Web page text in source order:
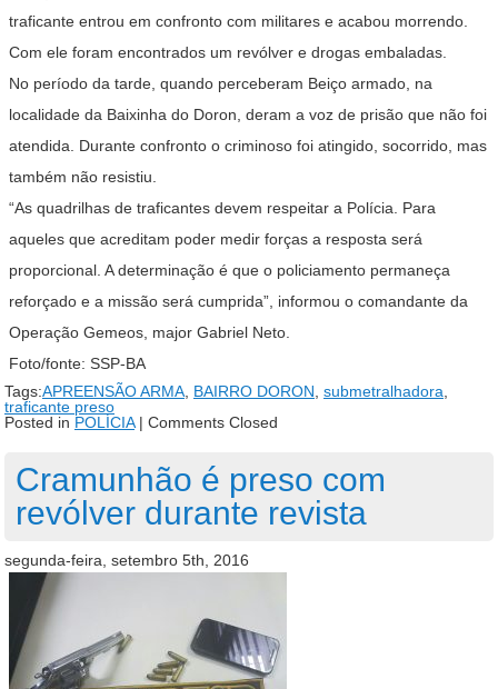
traficante entrou em confronto com militares e acabou morrendo.
Com ele foram encontrados um revólver e drogas embaladas.
No período da tarde, quando perceberam Beiço armado, na
localidade da Baixinha do Doron, deram a voz de prisão que não foi
atendida. Durante confronto o criminoso foi atingido, socorrido, mas
também não resistiu.
“As quadrilhas de traficantes devem respeitar a Polícia. Para
aqueles que acreditam poder medir forças a resposta será
proporcional. A determinação é que o policiamento permaneça
reforçado e a missão será cumprida”, informou o comandante da
Operação Gemeos, major Gabriel Neto.
Foto/fonte: SSP-BA
Tags:APREENSÃO ARMA BAIRRO DORON submetralhadora
traficante preso
Posted in POLÍCIA| Comments Closed
Cramunhão é preso com
revólver durante revista
segunda-feira, setembro 5th, 2016